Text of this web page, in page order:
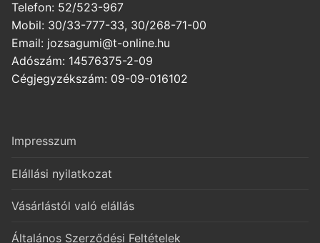
Telefon: 52/523-967
Mobil: 30/33-777-33, 30/268-71-00
Email: jozsagumi@t-online.hu
Adószám: 14576375-2-09
Cégjegyzékszám: 09-09-016102
Impresszum
Elállási nyilatkozat
Vásárlástól való elállás
Általános Szerződési Feltételek